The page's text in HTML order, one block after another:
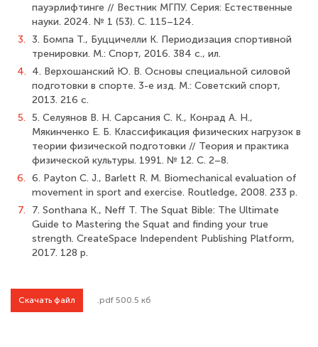
пауэрлифтинге // Вестник МГПУ. Серия: Естественные
науки. 2024. № 1 (53). С. 115–124.
3. 3. Бомпа Т., Буццичелли К. Периодизация спортивной
тренировки. М.: Спорт, 2016. 384 с., ил.
4. 4. Верхошанский Ю. В. Основы специальной силовой
подготовки в спорте. 3-е изд. М.: Советский спорт,
2013. 216 с.
5. 5. Селуянов В. Н. Сарсания С. К., Конрад А. Н.,
Мякинченко Е. Б. Классификация физических нагрузок в
теории физической подготовки // Теория и практика
физической культуры. 1991. № 12. С. 2–8.
6. 6. Payton C. J., Barlett R. M. Biomechanical evaluation of
movement in sport and exercise. Routledge, 2008. 233 p.
7.
7. Sonthana K., Neff T. The Squat Bible: The Ultimate
Guide to Mastering the Squat and finding your true
strength. CreateSpace Independent Publishing Platform,
2017. 128 p.
Скачать файл .pdf 500.5 кб